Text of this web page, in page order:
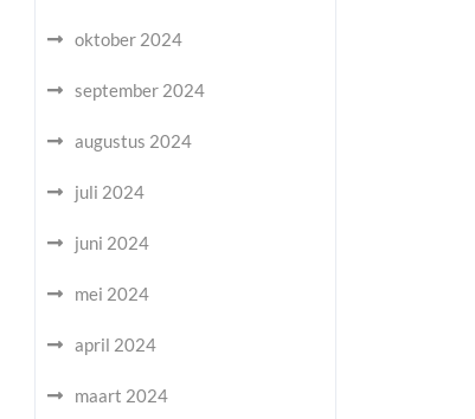
oktober 2024
september 2024
augustus 2024
juli 2024
juni 2024
mei 2024
april 2024
maart 2024